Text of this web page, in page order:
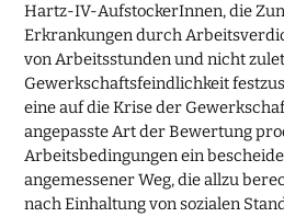
Hartz-IV-AufstockerInnen, die
Erkrankungen durch
von Arbeitsstunden und nicht
Gewerkschaftsfeindlichkeit
eine auf die Krise der
angepasste Art der Bewertung
Arbeitsbedingungen ein
angemessener Weg, die allzu
nach Einhaltung von sozialen